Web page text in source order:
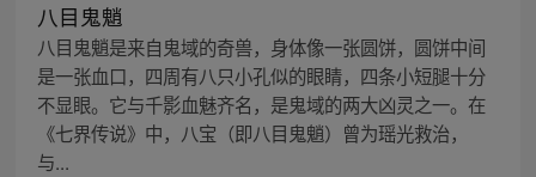
八目鬼魈
八目鬼魈是来自鬼域的奇兽，身体像一张圆饼，圆饼中间
是一张血口，四周有八只小孔似的眼睛，四条小短腿十分
不显眼。它与千影血魅齐名，是鬼域的两大凶灵之一。在
《七界传说》中，八宝（即八目鬼魈）曾为瑶光救治，
与...